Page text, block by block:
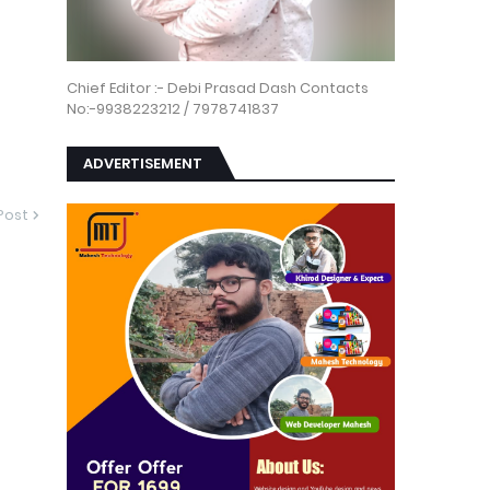
Chief Editor :- Debi Prasad Dash Contacts
No:-9938223212 / 7978741837
ADVERTISEMENT